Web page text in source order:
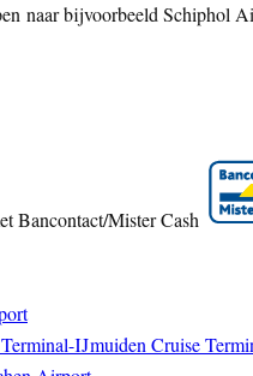
naar bijvoorbeeld Schiphol
Bancontact/Mister Cash
IJmuiden Cruise